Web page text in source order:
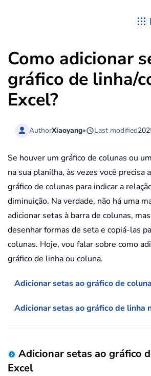
Como adicionar
gráfico de linha/
Excel?
AuthorXiaoyang• Last modified
Se houver um gráfico de colunas ou
na sua planilha, às vezes você precisa
gráfico de colunas para indicar a
diminuição. Na verdade, não há uma
adicionar setas à barra de colunas,
desenhar formas de seta e copiá-las
colunas. Hoje, vou falar sobre como
gráfico de linha ou coluna.
Adicionar setas ao gráfico de
Adicionar setas ao gráfico de linha
Adicionar setas ao gráfico
Excel